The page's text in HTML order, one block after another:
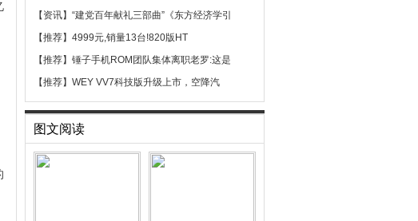
【资讯】 “建党百年献礼三部曲”《东方经济学引
【推荐】 4999元,销量13台!820版HT
【推荐】 锤子手机ROM团队集体离职老罗:这是
【推荐】 WEY VV7科技版升级上市，空降汽
图文阅读